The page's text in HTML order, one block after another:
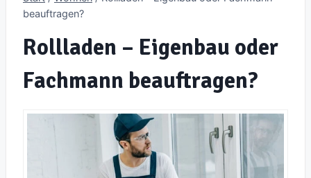
beauftragen?
Rollladen – Eigenbau oder
Fachmann beauftragen?